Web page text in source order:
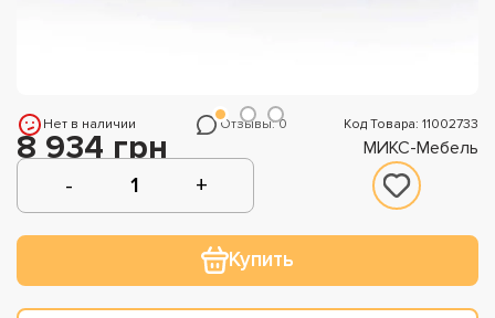
Нет в наличии Отзывы: 0 Код Товара: 11002733
8 934 грн МИКС-Мебель
Купить